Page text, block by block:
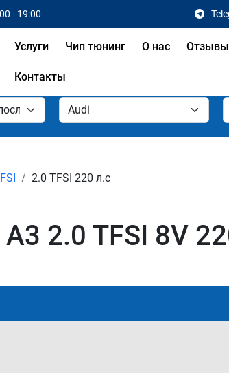
- 19:00
Услуги Чип тюнинг О нас Отзывы
Контакты
2.0 TFSI 220 л.с
2.0 TFSI 8V